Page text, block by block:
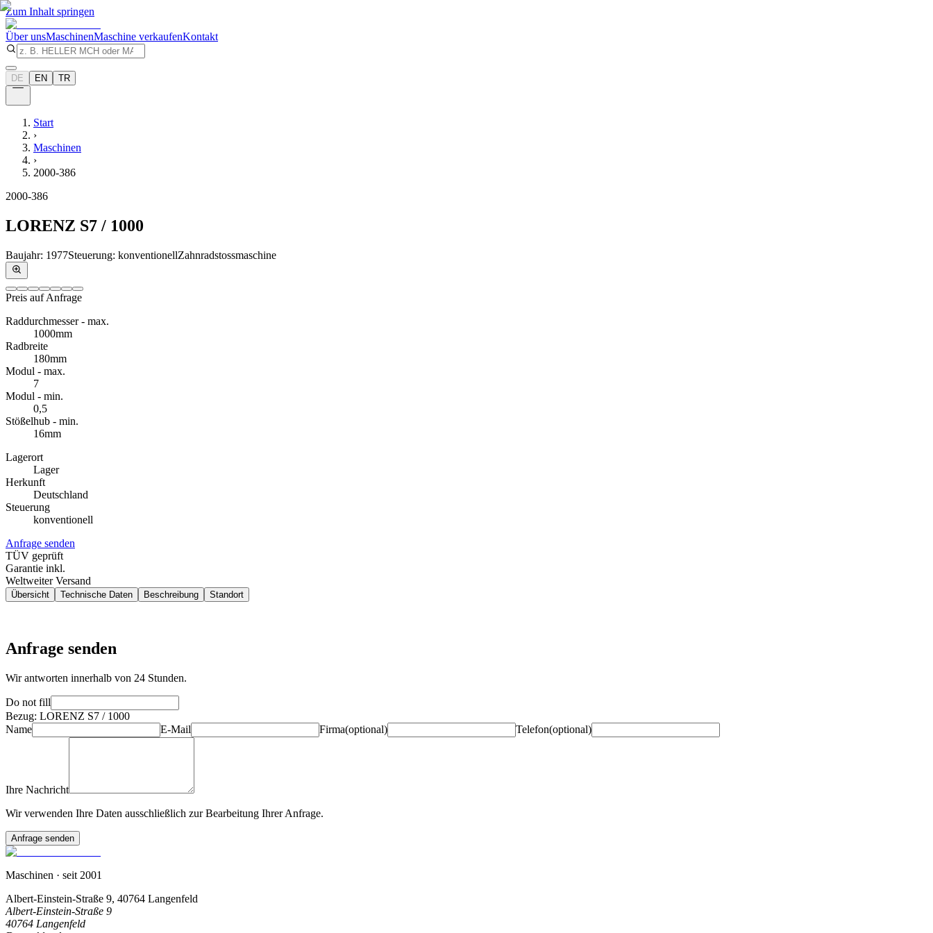
Zum Inhalt springen
Über unsMaschinenMaschine verkaufenKontakt
DE EN TR
Start
›
Maschinen
›
2000-386
2000-386
LORENZ S7 / 1000
Baujahr: 1977Steuerung: konventionellZahnradstossmaschine
Preis auf Anfrage
Raddurchmesser - max.
1000mm
Radbreite
180mm
Modul - max.
7
Modul - min.
0,5
Stößelhub - min.
16mm
Lagerort
Lager
Herkunft
Deutschland
Steuerung
konventionell
Anfrage senden
TÜV geprüft
Garantie inkl.
Weltweiter Versand
Übersicht Technische Daten Beschreibung Standort
Anfrage senden
Wir antworten innerhalb von 24 Stunden.
Do not fill
Bezug: LORENZ S7 / 1000
Name
E-Mail Firma(optional) Telefon(optional)
Ihre Nachricht
Wir verwenden Ihre Daten ausschließlich zur Bearbeitung Ihrer Anfrage.
Anfrage senden
Maschinen · seit 2001
Albert-Einstein-Straße 9, 40764 Langenfeld
Albert-Einstein-Straße 9
40764 Langenfeld